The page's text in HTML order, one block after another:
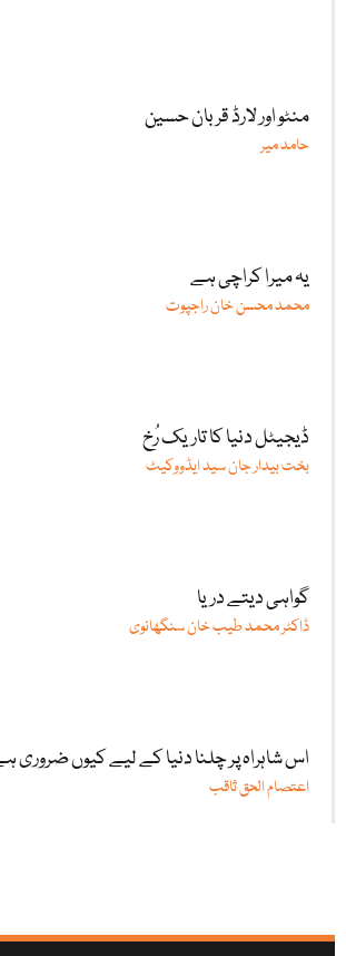
منٹو اور لارڈ قربان حسین
حامد میر
یہ میرا کراچی ہے
محمد محسن خان راجپوت
ڈیجیٹل دنیا کا تاریک رُخ
بخت بیدار جان سید ایڈووکیٹ
گواہی دیتے دریا
ڈاکٹر محمد طیب خان سنگھانوی
اس شاہراہ پر چلنا دنیا کے لیے کیوں ضروری
اعتصام الحق ثاقب